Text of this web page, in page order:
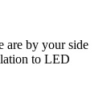
are by your side
to LED